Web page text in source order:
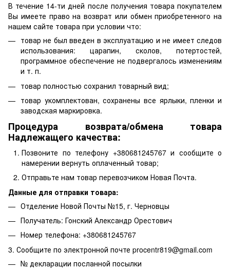
В течение 14-ти дней после получения товара покупателем
Вы имеете право на возврат или обмен приобретенного на
нашем сайте товара при условии что:
товар не был введен в эксплуатацию и не имеет следов
использования: царапин, сколов, потертостей,
программное обеспечение не подвергалось изменениям
и т. п.
товар полностью сохранил товарный вид;
товар укомплектован, сохранены все ярлыки, пленки и
заводская маркировка.
Процедура возврата/обмена товара
Надлежащего качества:
Позвоните по телефону +380681245767 и сообщите о
намерении вернуть оплаченный товар;
Отправьте нам товар перевозчиком Новая Почта.
Данные для отправки товара:
Отделение Новой Почты №15, г. Черновцы
Получатель: Гонский Александр Орестович
Номер телефона: +380681245767
3. Сообщите по электронной почте procentr819@gmail.com
№ декларации посланной посылки